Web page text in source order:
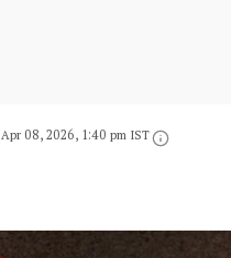
Apr 08, 2026, 1:40 pm IST